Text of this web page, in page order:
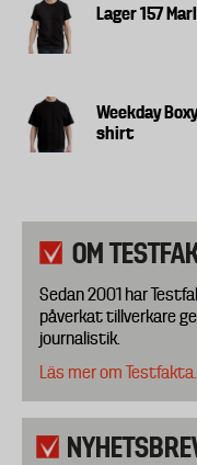
Lager 157
Weekday
shirt
OM
Sedan 2001 har
påverkat tillverkare
journalistik.
Läs mer om Testfakta.